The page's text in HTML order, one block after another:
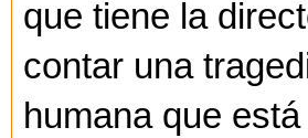
que tiene la
contar una
humana que